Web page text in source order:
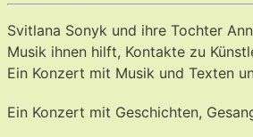
Svitlana Sonyk und ihre Tochter
Musik ihnen hilft, Kontakte zu
Ein Konzert mit Musik und Texten
Ein Konzert mit Geschichten,